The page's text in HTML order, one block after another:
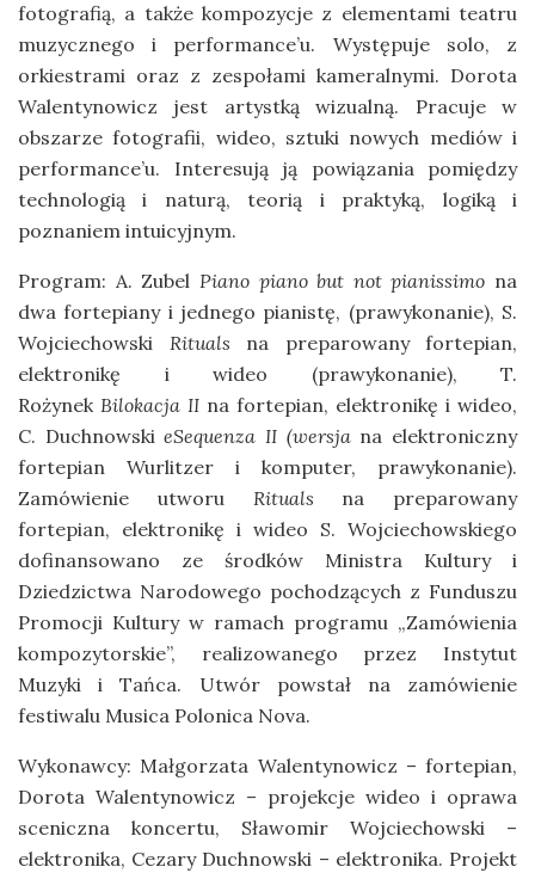
fotografią, a także kompozycje z elementami teatru
muzycznego i performance’u. Występuje solo, z
orkiestrami oraz z zespołami kameralnymi. Dorota
Walentynowicz jest artystką wizualną. Pracuje w
obszarze fotografii, wideo, sztuki nowych mediów i
performance’u. Interesują ją powiązania pomiędzy
technologią i naturą, teorią i praktyką, logiką i
poznaniem intuicyjnym.
Program: A. Zubel Piano piano but not pianissimo na
dwa fortepiany i jednego pianistę, (prawykonanie), S.
Wojciechowski Rituals na preparowany fortepian,
elektronikę i wideo (prawykonanie), T.
RożynekBilokacja II na fortepian, elektronikę i wideo,
C. DuchnowskieSequenza II (wersja na elektroniczny
fortepian Wurlitzer i komputer, prawykonanie).
Zamówienie utworu Rituals na preparowany
fortepian, elektronikę i wideo S. Wojciechowskiego
dofinansowano ze środków Ministra Kultury i
Dziedzictwa Narodowego pochodzących z Funduszu
Promocji Kultury w ramach programu „Zamówienia
kompozytorskie”, realizowanego przez Instytut
Muzyki i Tańca. Utwór powstał na zamówienie
festiwalu Musica Polonica Nova.
Wykonawcy: Małgorzata Walentynowicz – fortepian,
Dorota Walentynowicz – projekcje wideo i oprawa
sceniczna koncertu, Sławomir Wojciechowski –
elektronika, Cezary Duchnowski – elektronika. Projekt